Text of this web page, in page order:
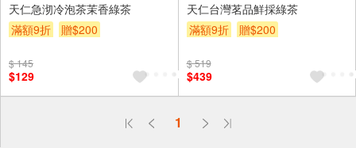
天仁急沏冷泡茶茉香綠茶
滿額9折
贈$200
$ 145
$129
天仁台灣茗品鮮採綠茶
滿額9折
贈$200
$ 519
$439
1
詐騙網頁！請小心！